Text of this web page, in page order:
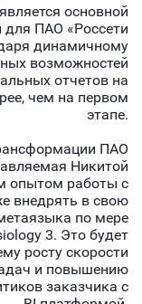
основной
для ПАО «Россети
динамичному
возможностей
отчетов на
чем на первом
этапе.
ПАО
Никитой
опытом работы с
внедрять в свою
по мере
3. Это будет
росту скорости
и повышению
заказчика с